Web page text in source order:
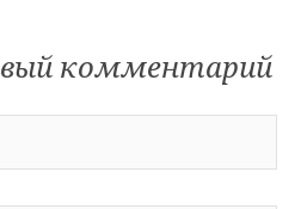
комментарий